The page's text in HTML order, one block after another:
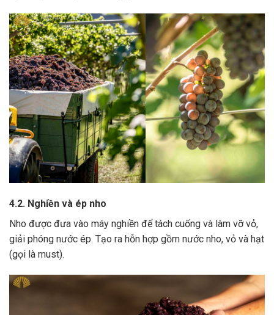
4.2. Nghiền và ép nho
Nho được đưa vào máy nghiền để tách cuống và làm vỡ vỏ,
giải phóng nước ép. Tạo ra hỗn hợp gồm nước nho, vỏ và hạt
(gọi là must).